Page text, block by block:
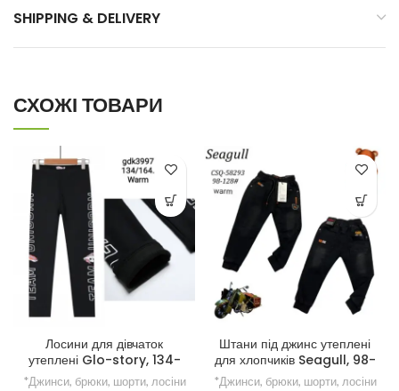
SHIPPING & DELIVERY
СХОЖІ ТОВАРИ
Лосини для дівчаток
утеплені Glo-story, 134-
164 рр.
*Джинси, брюки, шорти, лосіни
Штани під джинс утеплені
для хлопчиків Seagull, 98-
128 рр.
*Джинси, брюки, шорти, лосіни